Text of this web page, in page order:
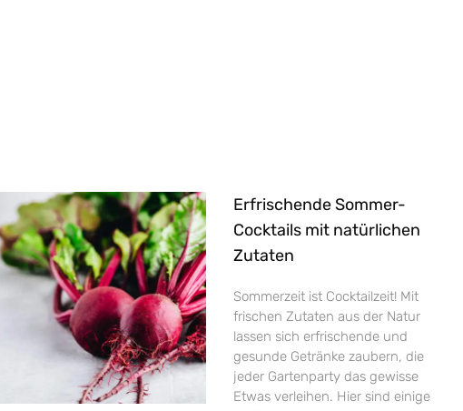
Erfrischende Sommer-
Cocktails mit natürlichen
Zutaten
Sommerzeit ist Cocktailzeit! Mit
frischen Zutaten aus der Natur
lassen sich erfrischende und
gesunde Getränke zaubern, die
jeder Gartenparty das gewisse
Etwas verleihen. Hier sind einige